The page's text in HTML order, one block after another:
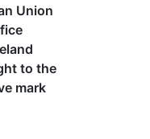
Union
to the
mark